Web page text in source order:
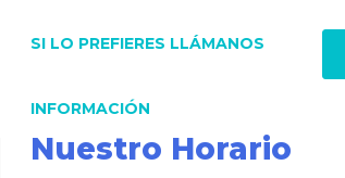
SI LO PREFIERES LLÁMANOS
Nuestro Horario
INFORMACIÓN